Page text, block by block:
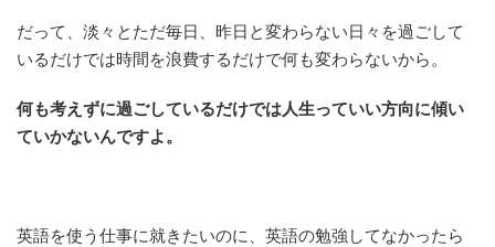
だって、淡々とただ毎日、昨日と変わらない日々を過ごして
いるだけでは時間を浪費するだけで何も変わらないから。
何も考えずに過ごしているだけでは人生っていい方向に傾い
ていかないんですよ。
英語を使う仕事に就きたいのに、英語の勉強してなかったら